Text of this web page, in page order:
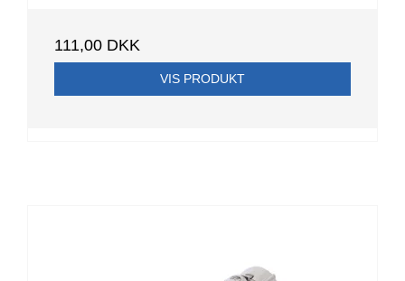
111,00 DKK
VIS PRODUKT